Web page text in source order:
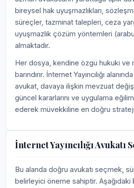
bireysel hak uyuşmazlıkları,
süreçler, tazminat talepleri, ceza
uyuşmazlık çözüm yöntemleri
almaktadır.
Her dosya, kendine özgü hukuki ve
barındırır. İnternet Yayıncılığı
avukat, davaya ilişkin mevzuat
güncel kararlarını ve uygulama
ederek müvekkiline en doğru
İnternet Yayıncılığı
Bu alanda doğru avukatı seçmek,
belirleyici öneme sahiptir.